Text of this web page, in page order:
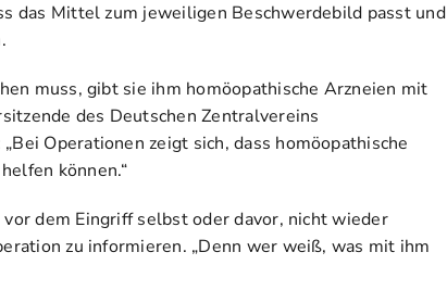
das Mittel zum jeweiligen Beschwerdebild passt und
muss, gibt sie ihm homöopathische Arzneien mit
des Deutschen Zentralvereins
Operationen zeigt sich, dass homöopathische
können.“
dem Eingriff selbst oder davor, nicht wieder
zu informieren. „Denn wer weiß, was mit ihm